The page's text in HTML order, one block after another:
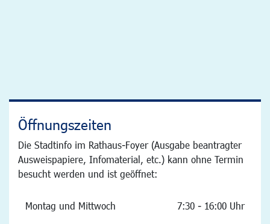
Öffnungszeiten
Die Stadtinfo im Rathaus-Foyer (Ausgabe beantragter
Ausweispapiere, Infomaterial, etc.) kann ohne Termin
besucht werden und ist geöffnet:
Montag und Mittwoch 7:30 - 16:00 Uhr